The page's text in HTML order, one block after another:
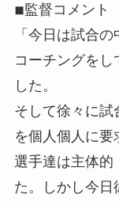
◾︎監督コメント
「今日は試合
コーチングをし
した。
そして徐々に試
を個人個人に要
選手達は主体的
た。しかし今日